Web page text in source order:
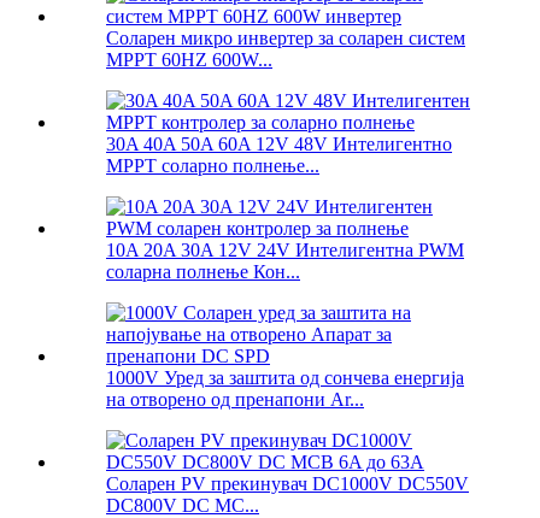
Соларен микро инвертер за соларен систем
MPPT 60HZ 600W...
30A 40A 50A 60A 12V 48V Интелигентно
MPPT соларно полнење...
10A 20A 30A 12V 24V Интелигентна PWM
соларна полнење Кон...
1000V Уред за заштита од сончева енергија
на отворено од пренапони Ar...
Соларен PV прекинувач DC1000V DC550V
DC800V DC MC...